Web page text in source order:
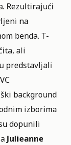
Rezultirajući
na
benda. T-
ali
predstavljali
background
izborima
dopunili
Julieanne